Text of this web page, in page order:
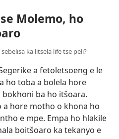
Molemo, ho
ka litsela life tse peli?
a fetoletsoeng e le
ho toba a bolela hore
ba ho itšoara.
a hore motho o khona ho
e mpe. Empa ho hlakile
boitšoaro ka tekanyo e